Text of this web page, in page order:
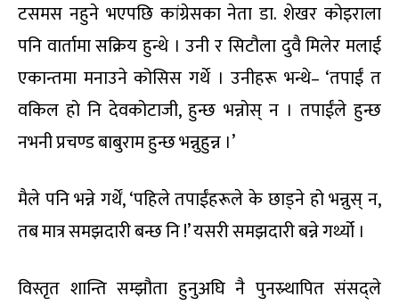
टसमस नहुने भएपछि कांग्रेसका नेता डा. शेखर कोइराला
पनि वार्तामा सक्रिय हुन्थे । उनी र सिटौला दुवै मिलेर मलाई
एकान्तमा मनाउने कोसिस गर्थे । उनीहरू भन्थे– ‘तपाईं त
वकिल हो नि देवकोटाजी, हुन्छ भन्नोस् न । तपाईंले हुन्छ
नभनी प्रचण्ड बाबुराम हुन्छ भन्नुहुन्न ।’
मैले पनि भन्ने गर्थें, ‘पहिले तपाईंहरूले के छाड्ने हो भन्नुस् न,
तब मात्र समझदारी बन्छ नि !’ यसरी समझदारी बन्ने गर्थ्यो ।
विस्तृत शान्ति सम्झौता हुनुअघि नै पुनस्र्थापित संसद्ले